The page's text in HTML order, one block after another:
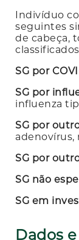
Indivíduo
seguintes
de cabeça,
SG por
SG por
influenza
SG por
adenovírus,
SG por
SG não
SG em
Dados